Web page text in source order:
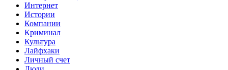
Интернет
Истории
Компании
Криминал
Культура
Лайфхаки
Личный счет